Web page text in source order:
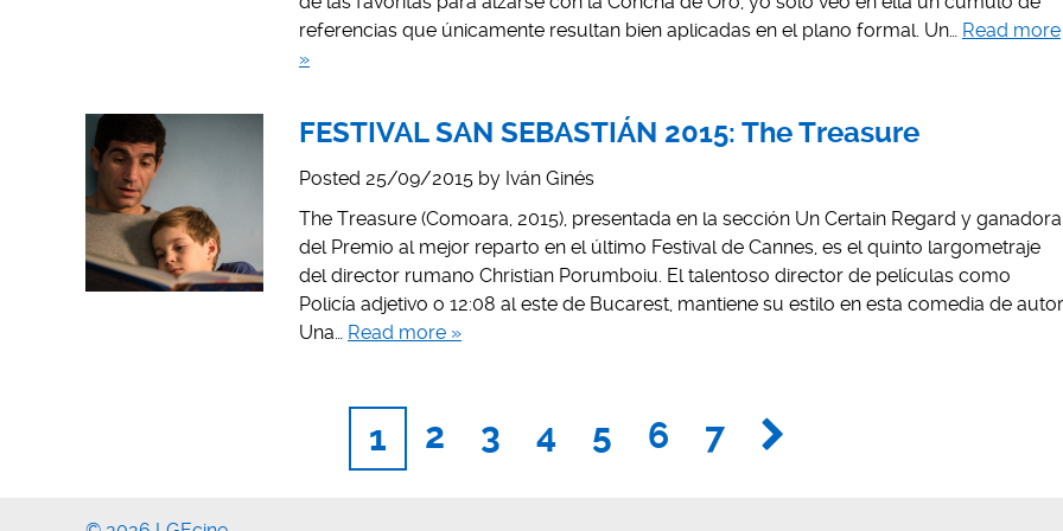
referencias que únicamente resultan bien aplicadas en el plano formal. Un… Read more
»
FESTIVAL SAN SEBASTIÁN 2015: The Treasure
Posted 25/09/2015 by Iván Ginés
The Treasure (Comoara, 2015), presentada en la sección Un Certain Regard y ganadora
del Premio al mejor reparto en el último Festival de Cannes, es el quinto largometraje
del director rumano Christian Porumboiu. El talentoso director de películas como
Policía adjetivo o 12:08 al este de Bucarest, mantiene su estilo en esta comedia de
Una… Read more »
1 2 3 4 5 6 7